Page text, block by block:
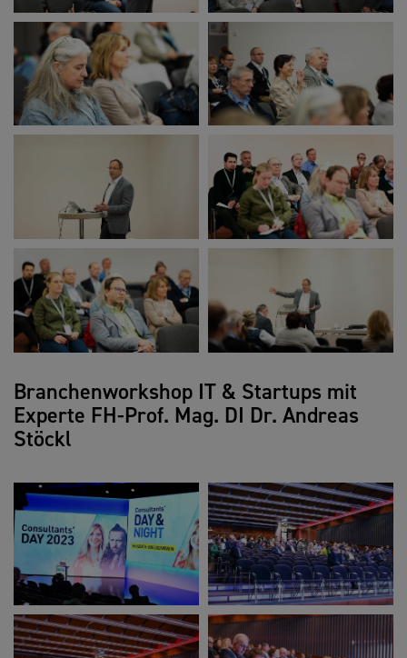
Branchenworkshop IT & Startups mit
Experte FH-Prof. Mag. DI Dr. Andreas
Stöckl